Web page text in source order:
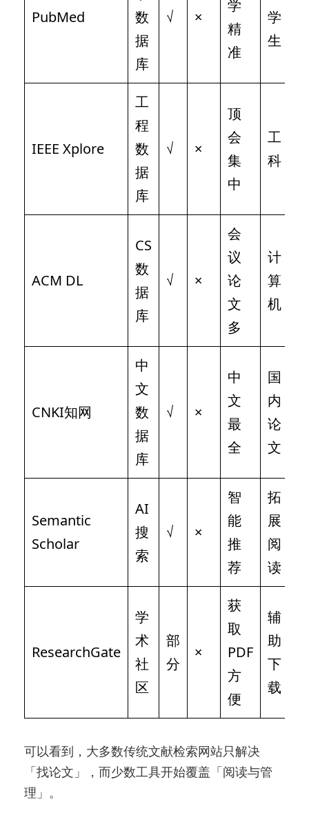
PubMed
数
据
库
√ ×
学
精
准
学
生
IEEE Xplore
工
程
数
据
库
√ ×
顶
会
集
中
工
科
ACM DL
CS
数
据
库
√ ×
会
议
论
文
多
计
算
机
CNKI知网
中
文
数
据
库
√ ×
中
文
最
全
国
内
论
文
Semantic
Scholar
AI
搜
索
√ ×
智
能
推
荐
拓
展
阅
读
ResearchGate
学
术
社
区
部
分
×
获
取
PDF
方
便
辅
助
下
载
可以看到，大多数传统文献检索网站只解决
「找论文」，而少数工具开始覆盖「阅读与管
理」。